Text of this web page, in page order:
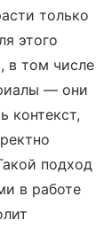
только
этого
в том числе
— они
контекст,
подход
в работе